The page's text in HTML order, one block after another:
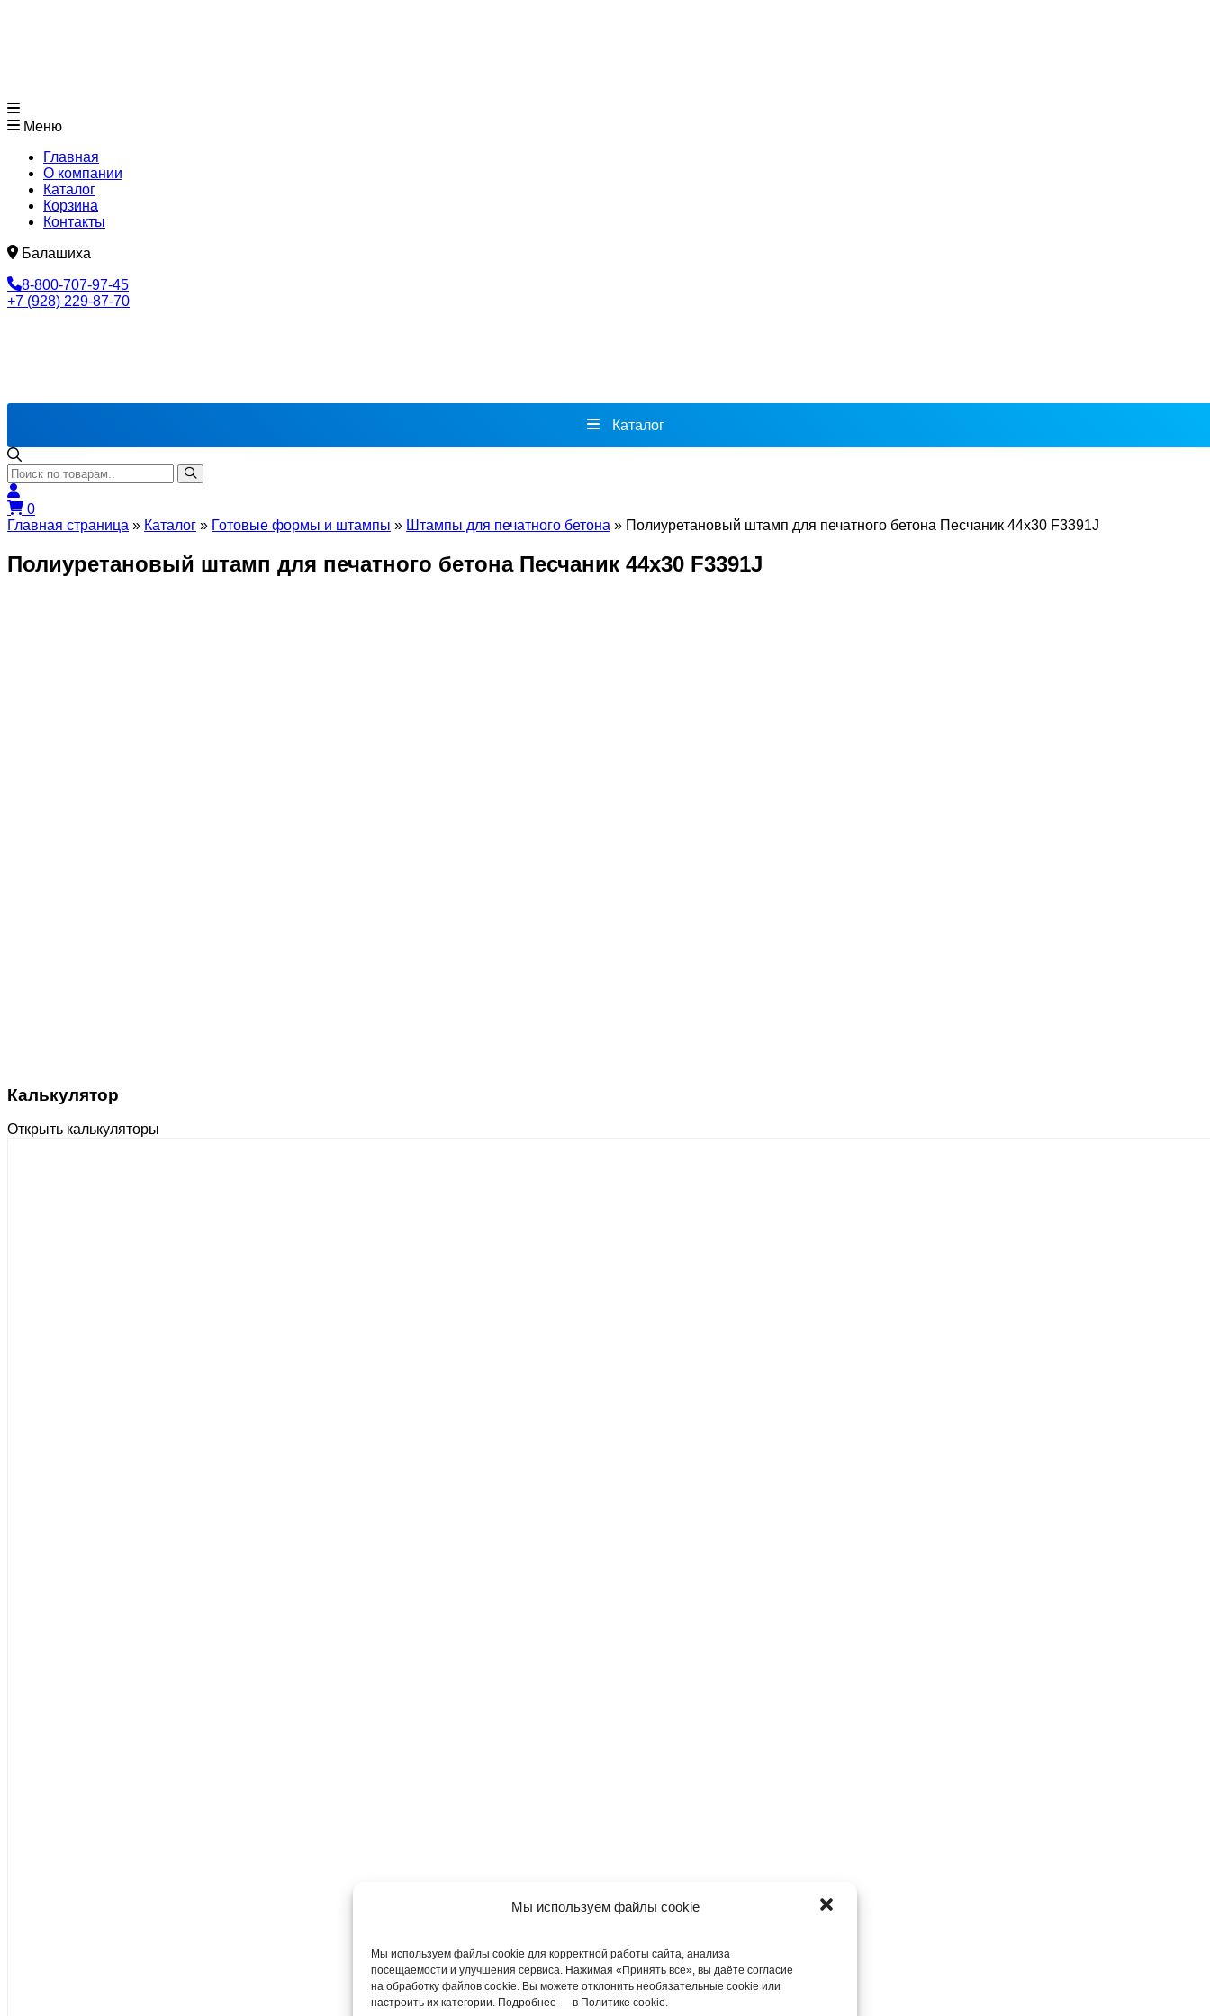
Мы используем файлы cookie
Мы используем файлы cookie для корректной работы сайта, анализа
посещаемости и улучшения сервиса. Нажимая «Принять все», вы даёте согласие
на обработку файлов cookie. Вы можете отклонить необязательные cookie или
настроить их категории. Подробнее — в Политике cookie.
Меню
Главная
О компании
Каталог
Корзина
Контакты
Балашиха
8-800-707-97-45
+7 (928) 229-87-70
Каталог
0
Главная страница » Каталог » Готовые формы и штампы » Штампы для печатного бетона » Полиуретановый штамп для печатного бетона Песчаник 44х30 F3391J
Полиуретановый штамп для печатного бетона Песчаник 44х30 F3391J
Калькулятор
Открыть калькуляторы